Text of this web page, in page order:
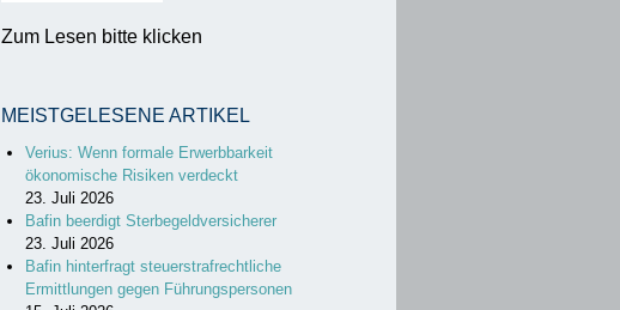
Zum Lesen bitte klicken
MEISTGELESENE ARTIKEL
Verius: Wenn formale Erwerbbarkeit
ökonomische Risiken verdeckt
23. Juli 2026
Bafin beerdigt Sterbegeldversicherer
23. Juli 2026
Bafin hinterfragt steuerstrafrechtliche
Ermittlungen gegen Führungspersonen